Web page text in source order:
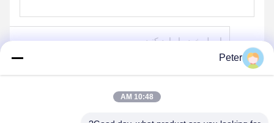
بفرست
Peter
10:48 AM